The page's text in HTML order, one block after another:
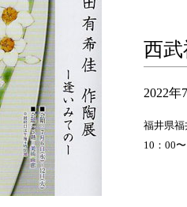
西
2022年
福井県福
10：00